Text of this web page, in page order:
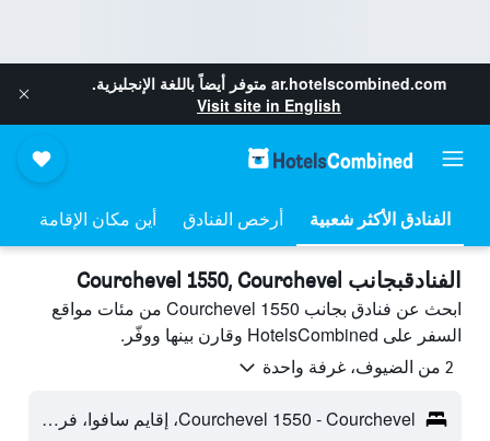
ar.hotelscombined.com متوفر أيضاً باللغة الإنجليزية.
Visit site in English
أرخص الفنادق أين مكان الإقامة
الفنادقبجانب Courchevel 1550, Courchevel
ابحث عن فنادق بجانب Courchevel 1550 من مئات مواقع
السفر على HotelsCombined وقارن بينها ووفّر.
2 من الضيوف، غرفة واحدة
Courchevel 1550 - Courchevel، إقايم سافوا، فرنسا